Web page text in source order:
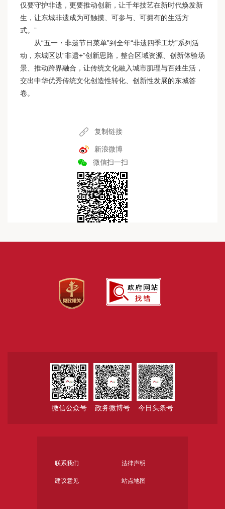
仅要守护非遗，更要推动创新，让千年技艺在新时代焕发新
生，让东城非遗成为可触摸、可参与、可拥有的生活方
式。”
从“五一・非遗节日菜单”到全年“非遗四季工坊”系列活
动，东城区以“非遗+”创新思路，整合区域资源、创新体验场
景、推动跨界融合，让传统文化融入城市肌理与百姓生活，
交出中华优秀传统文化创造性转化、创新性发展的东城答
卷。
复制链接
新浪微博
微信扫一扫
微信公众号 政务微博号 今日头条号
联系我们 法律声明
建议意见 站点地图